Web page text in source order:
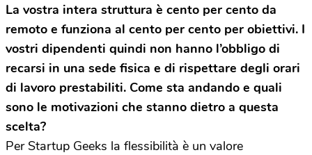
La vostra intera struttura è cento per cento da
remoto e funziona al cento per cento per obiettivi. I
vostri dipendenti quindi non hanno l’obbligo di
recarsi in una sede fisica e di rispettare degli orari
di lavoro prestabiliti. Come sta andando e quali
sono le motivazioni che stanno dietro a questa
scelta?
Per Startup Geeks la flessibilità è un valore